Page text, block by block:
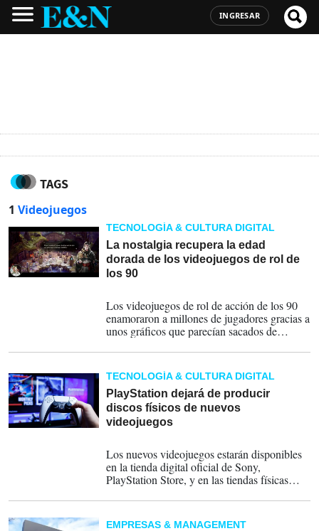
INGRESAR
TAGS
1 Videojuegos
TECNOLOGÍA & CULTURA DIGITAL
La nostalgia recupera la edad
dorada de los videojuegos de rol de
los 90
Los videojuegos de rol de acción de los 90
enamoraron a millones de jugadores gracias a
unos gráficos que parecían sacados de
personajes carismáticos, mapeados enormes
y una belleza gráfica inusual.
TECNOLOGÍA & CULTURA DIGITAL
PlayStation dejará de producir
discos físicos de nuevos
videojuegos
Los nuevos videojuegos estarán disponibles
en la tienda digital oficial de Sony,
PlayStation Store, y en las tiendas físicas
compañía en una publicación de blog.
EMPRESAS & MANAGEMENT